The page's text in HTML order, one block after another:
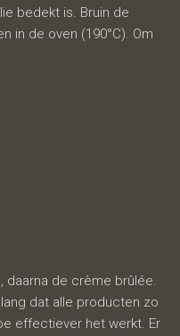
bedekt is. Bruin de
in de oven (190°C). Om
daarna de crème brûlée.
dat alle producten zo
effectiever het werkt. Er